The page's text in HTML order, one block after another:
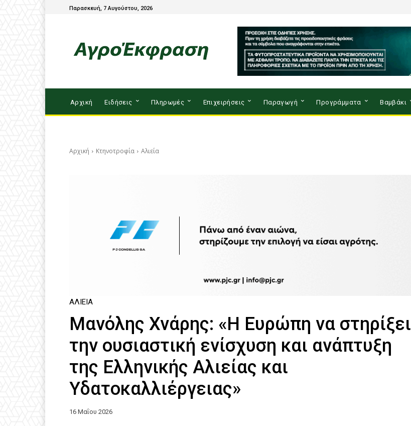
Παρασκευή, 7 Αυγούστου, 2026
Αρχική Ειδήσεις Πληρωμές Επιχειρήσεις Παραγωγή Προγράμματα Βαμβάκι
Αρχική Κτηνοτροφία Αλιεία
ΑΛΙΕΊΑ
Μανόλης Χνάρης: «Η Ευρώπη να στηρίξει
την ουσιαστική ενίσχυση και ανάπτυξη
της Ελληνικής Αλιείας και
Υδατοκαλλιέργειας»
16 Μαΐου 2026